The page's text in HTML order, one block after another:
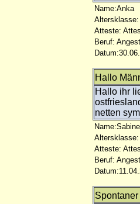
Name:Anka
Altersklasse:
Atteste:
Beruf:
Hallo
Hallo ihr
netten
Name:Sabine
Altersklasse:
Atteste:
Beruf: